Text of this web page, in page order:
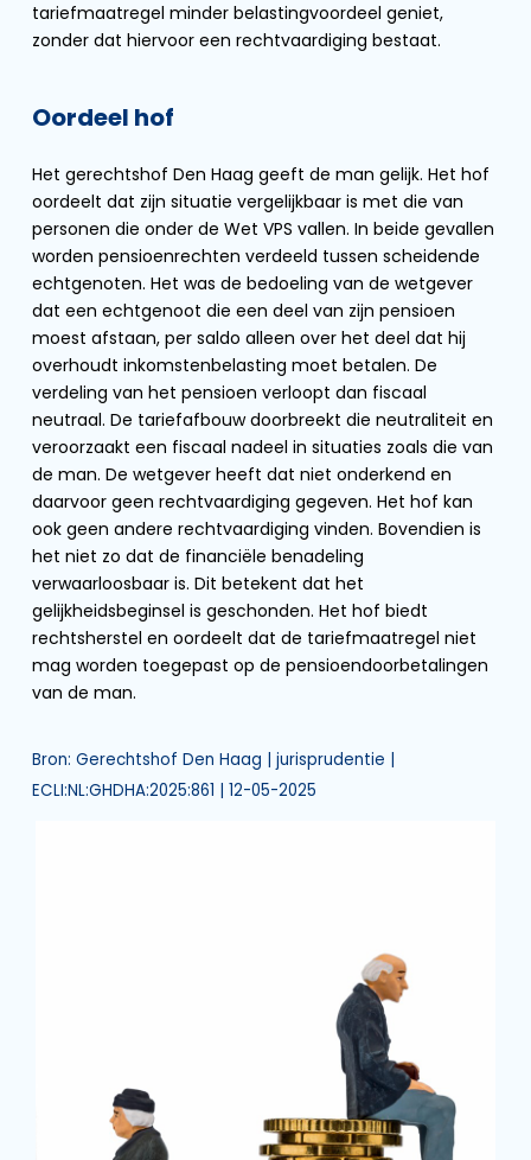
tariefmaatregel minder belastingvoordeel geniet,
zonder dat hiervoor een rechtvaardiging bestaat.
Oordeel hof
Het gerechtshof Den Haag geeft de man gelijk. Het hof
oordeelt dat zijn situatie vergelijkbaar is met die van
personen die onder de Wet VPS vallen. In beide gevallen
worden pensioenrechten verdeeld tussen scheidende
echtgenoten. Het was de bedoeling van de wetgever
dat een echtgenoot die een deel van zijn pensioen
moest afstaan, per saldo alleen over het deel dat hij
overhoudt inkomstenbelasting moet betalen. De
verdeling van het pensioen verloopt dan fiscaal
neutraal. De tariefafbouw doorbreekt die neutraliteit en
veroorzaakt een fiscaal nadeel in situaties zoals die van
de man. De wetgever heeft dat niet onderkend en
daarvoor geen rechtvaardiging gegeven. Het hof kan
ook geen andere rechtvaardiging vinden. Bovendien is
het niet zo dat de financiële benadeling
verwaarloosbaar is. Dit betekent dat het
gelijkheidsbeginsel is geschonden. Het hof biedt
rechtsherstel en oordeelt dat de tariefmaatregel niet
mag worden toegepast op de pensioendoorbetalingen
van de man.
Bron: Gerechtshof Den Haag | jurisprudentie |
ECLI:NL:GHDHA:2025:861 | 12-05-2025